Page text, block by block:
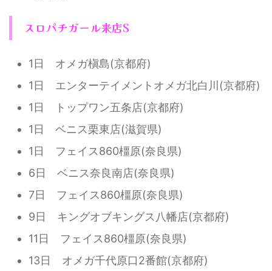
スロパチガール来店S
1日 オメガ槇島(京都府)
1日 エンターテイメントオメガ北白川(京都府)
1日 トップワン五条店(京都府)
1日 ベニス栗東店(滋賀県)
1日 フェイス860橿原(奈良県)
6日 ベニス奈良南店(奈良県)
7日 フェイス860橿原(奈良県)
9日 キングオブキングス八幡店(京都府)
11日 フェイス860橿原(奈良県)
13日 オメガ千代原口2番館(京都府)